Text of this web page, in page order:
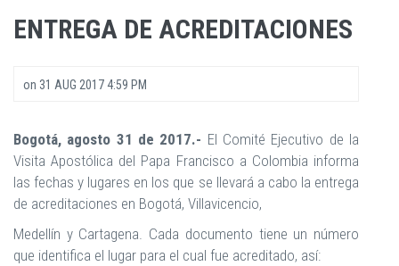
ENTREGA DE ACREDITACIONES
on 31 AUG 2017 4:59 PM
Bogotá, agosto 31 de 2017.- El Comité Ejecutivo de la
Visita Apostólica del Papa Francisco a Colombia informa
las fechas y lugares en los que se llevará a cabo la entrega
de acreditaciones en Bogotá, Villavicencio,
Medellín y Cartagena. Cada documento tiene un número
que identifica el lugar para el cual fue acreditado, así: